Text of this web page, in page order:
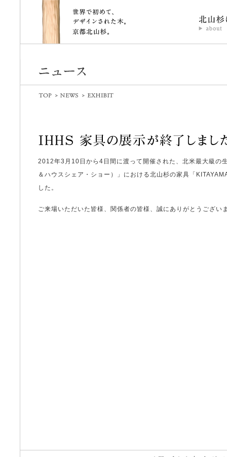
2012年3月10日から4日間に渡って開催された、北米最大級の
＆ハウスシェア・ショー）」における北山杉の家具「
した。
ご来場いただいた皆様、関係者の皆様、誠にありがとうござい